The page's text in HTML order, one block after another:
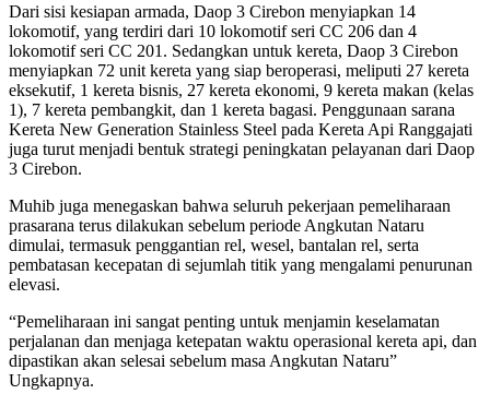
Dari sisi kesiapan armada, Daop 3 Cirebon menyiapkan 14
lokomotif, yang terdiri dari 10 lokomotif seri CC 206 dan 4
lokomotif seri CC 201. Sedangkan untuk kereta, Daop 3 Cirebon
menyiapkan 72 unit kereta yang siap beroperasi, meliputi 27 kereta
eksekutif, 1 kereta bisnis, 27 kereta ekonomi, 9 kereta makan (kelas
1), 7 kereta pembangkit, dan 1 kereta bagasi. Penggunaan sarana
Kereta New Generation Stainless Steel pada Kereta Api Ranggajati
juga turut menjadi bentuk strategi peningkatan pelayanan dari Daop
3 Cirebon.
Muhib juga menegaskan bahwa seluruh pekerjaan pemeliharaan
prasarana terus dilakukan sebelum periode Angkutan Nataru
dimulai, termasuk penggantian rel, wesel, bantalan rel, serta
pembatasan kecepatan di sejumlah titik yang mengalami penurunan
elevasi.
“Pemeliharaan ini sangat penting untuk menjamin keselamatan
perjalanan dan menjaga ketepatan waktu operasional kereta api, dan
dipastikan akan selesai sebelum masa Angkutan Nataru”
Ungkapnya.